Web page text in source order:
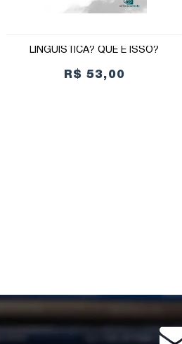
LINGUÍSTICA? QUE É ISSO?
R$ 53,00